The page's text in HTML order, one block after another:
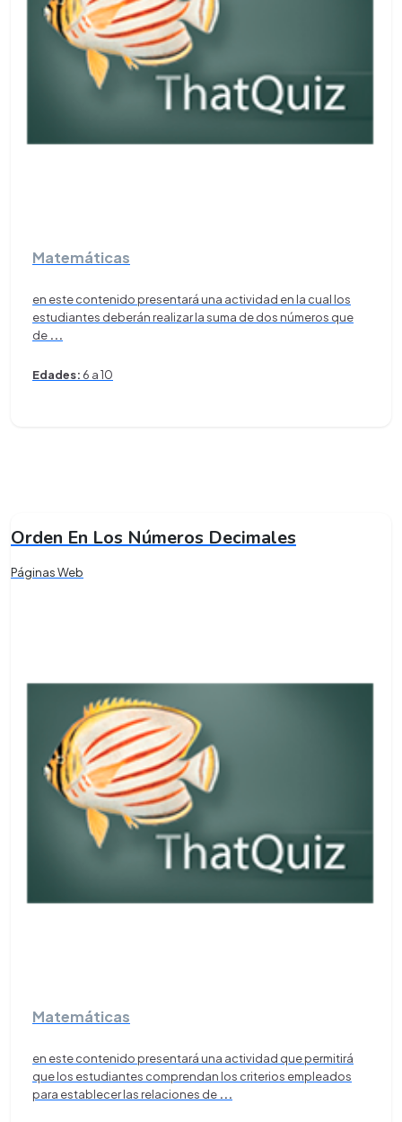
Matemáticas
en este contenido presentará una actividad en la cual los
estudiantes deberán realizar la suma de dos números que
de ...
Edades: 6 a 10
Orden En Los Números Decimales
Páginas Web
Matemáticas
en este contenido presentará una actividad que permitirá
que los estudiantes comprendan los criterios empleados
para establecer las relaciones de ...